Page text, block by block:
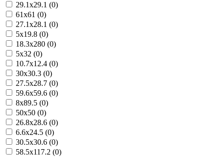
29.1x29.1 (0)
61x61 (0)
27.1x28.1 (0)
5x19.8 (0)
18.3x280 (0)
5x32 (0)
10.7x12.4 (0)
30x30.3 (0)
27.5x28.7 (0)
59.6x59.6 (0)
8x89.5 (0)
50x50 (0)
26.8x28.6 (0)
6.6x24.5 (0)
30.5x30.6 (0)
58.5x117.2 (0)